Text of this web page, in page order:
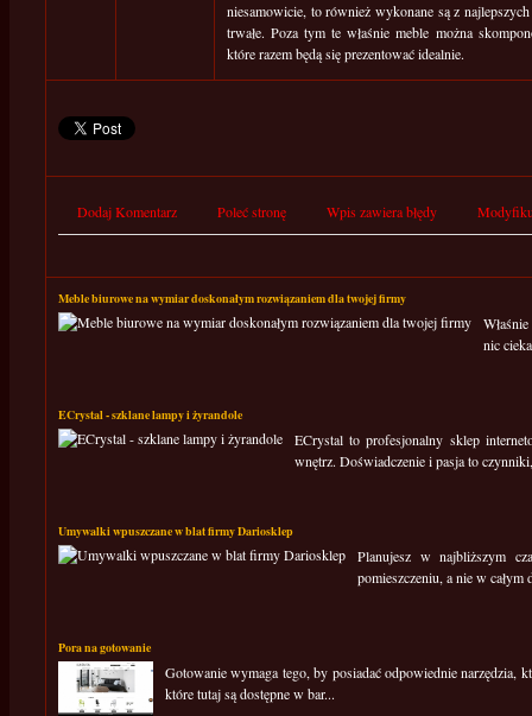
niesamowicie, to również wykonane są z
trwałe. Poza tym te właśnie meble można
które razem będą się prezentować idealnie.
Dodaj Komentarz Poleć stronę Wpis zawiera błędy
Meble biurowe na wymiar doskonałym rozwiązaniem dla twojej firmy
nic
ECrystal - szklane lampy i żyrandole
ECrystal to profesjonalny sklep
wnętrz. Doświadczenie i pasja to
Umywalki wpuszczane w blat firmy Dariosklep
Planujesz w najbliższym
pomieszczeniu, a nie w
Pora na gotowanie
Gotowanie wymaga tego, by posiadać odpowiednie narzędzia,
które tutaj są dostępne w bar...